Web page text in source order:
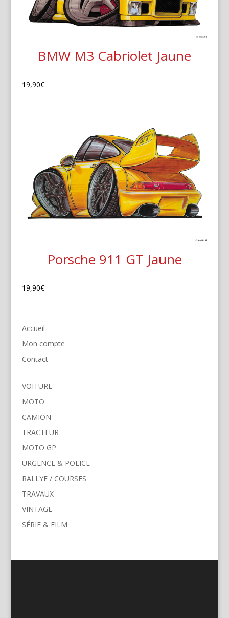
BMW M3 Cabriolet Jaune
19,90€
Porsche 911 GT Jaune
19,90€
Accueil
Mon compte
Contact
VOITURE
MOTO
CAMION
TRACTEUR
MOTO GP
URGENCE & POLICE
RALLYE / COURSES
TRAVAUX
VINTAGE
SÉRIE & FILM